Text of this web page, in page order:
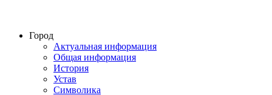
Город
Актуальная информация
Общая информация
История
Устав
Символика